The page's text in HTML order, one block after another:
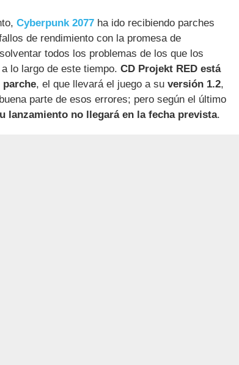
Cyberpunk 2077 ha ido recibiendo parches
de rendimiento con la promesa de
todos los problemas de los que los
lo largo de este tiempo. CD Projekt RED está
parche, el que llevará el juego a su versión 1.2,
parte de esos errores; pero según el último
lanzamiento no llegará en la fecha prevista.